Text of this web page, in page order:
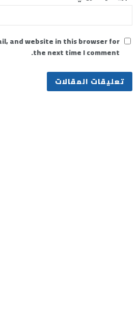
and website in this browser for
the next time I comment.